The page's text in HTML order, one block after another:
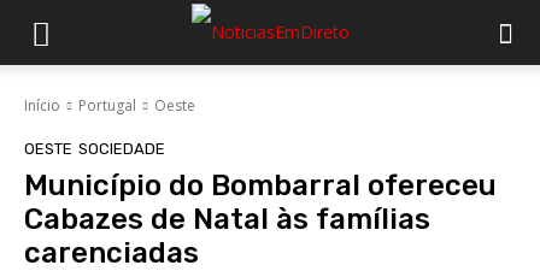
Início Portugal Oeste
OESTE SOCIEDADE
Município do Bombarral ofereceu
Cabazes de Natal às famílias
carenciadas